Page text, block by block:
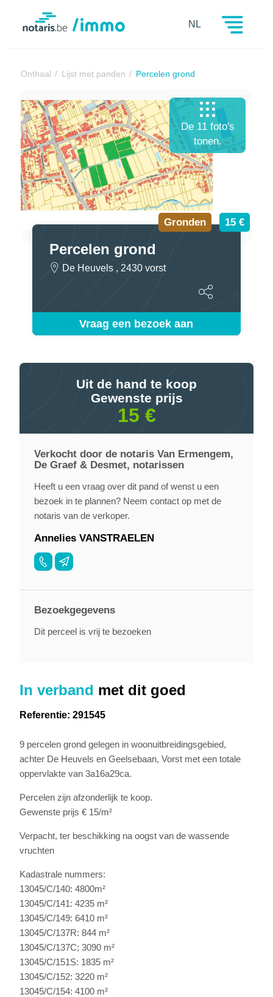
Notaris.be
NL
Onthaal Lijst met panden Percelen grond
Gronden 15 €
Percelen grond
De Heuvels , 2430 vorst
Vraag een bezoek aan
De 11 foto's
tonen.
In verband met dit goed
Referentie: 291545
9 percelen grond gelegen in woonuitbreidingsgebied,
achter De Heuvels en Geelsebaan, Vorst met een totale
oppervlakte van 3a16a29ca.
Percelen zijn afzonderlijk te koop.
Gewenste prijs € 15/m²
Verpacht, ter beschikking na oogst van de wassende
vruchten
Kadastrale nummers:
13045/C/140: 4800m²
13045/C/141: 4235 m²
13045/C/149: 6410 m²
13045/C/137R: 844 m²
13045/C/137C; 3090 m²
13045/C/151S: 1835 m²
13045/C/152: 3220 m²
13045/C/154: 4100 m²
Uit de hand te koop
Gewenste prijs
15 €
Verkocht door de notaris Van Ermengem,
De Graef & Desmet, notarissen
Heeft u een vraag over dit pand of wenst u een
bezoek in te plannen? Neem contact op met de
notaris van de verkoper.
Annelies VANSTRAELEN
Bezoekgegevens
Dit perceel is vrij te bezoeken